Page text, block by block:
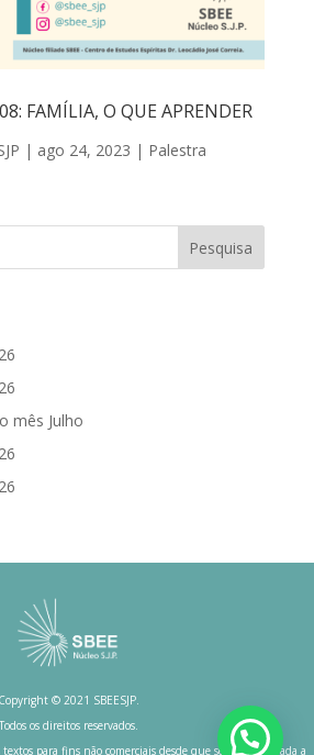
FAMÍLIA, O QUE APRENDER
| ago 24, 2023 | Palestra
Pesquisa
mês Julho
Copyright © 2021 SBEESJP.
Todos os direitos reservados.
para fins não comerciais desde que seja mencionada a